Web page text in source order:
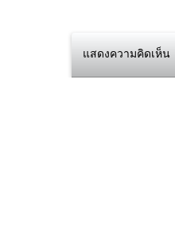
แสดงความคิดเห็น